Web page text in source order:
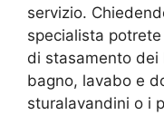
servizio.
specialista
di stasamento
bagno, lavabo e
sturalavandini o i